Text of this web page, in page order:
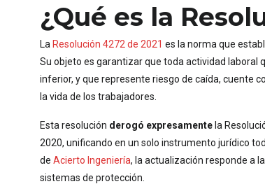
¿Qué es la
La Resolución 4272 de 2021 es la norma que
Su objeto es garantizar que toda actividad laboral
inferior, y que represente riesgo de caída, cuente
la vida de los trabajadores.
Esta resolución derogó expresamente la
2020, unificando en un solo instrumento jurídico
de Acierto Ingeniería, la actualización responde a
sistemas de protección.